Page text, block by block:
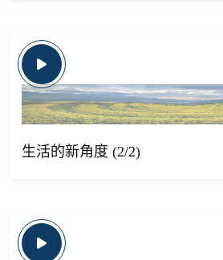
生活的新角度 (2/2)